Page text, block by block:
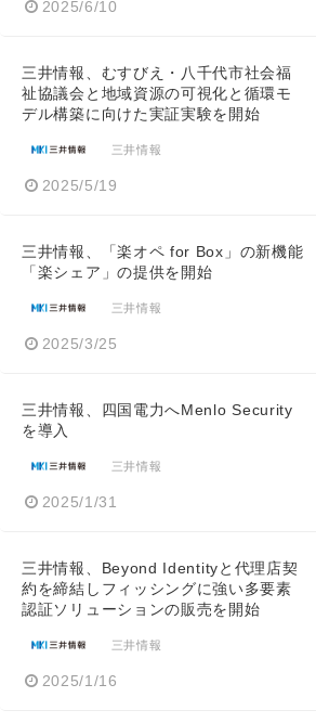
2025/6/10
三井情報、むすびえ・八千代市社会福
祉協議会と地域資源の可視化と循環モ
デル構築に向けた実証実験を開始
三井情報
2025/5/19
三井情報、「楽オペ for Box」の新機能
「楽シェア」の提供を開始
三井情報
2025/3/25
三井情報、四国電力へMenlo Security
を導入
三井情報
2025/1/31
三井情報、Beyond Identityと代理店契
約を締結しフィッシングに強い多要素
認証ソリューションの販売を開始
三井情報
2025/1/16